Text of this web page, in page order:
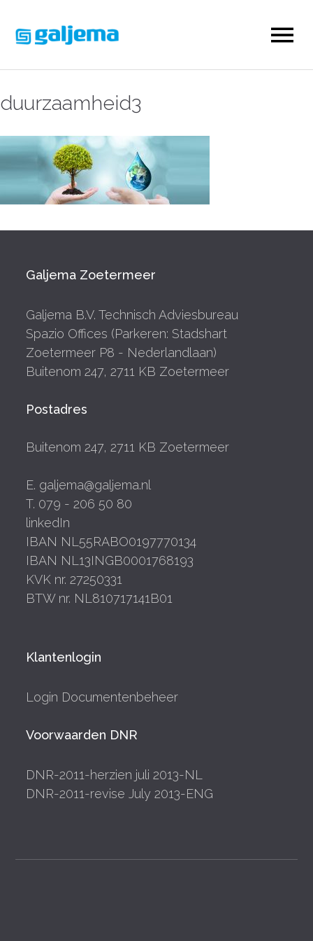
duurzaamheid3
Galjema Zoetermeer
Galjema B.V. Technisch Adviesbureau
Spazio Offices (Parkeren: Stadshart
Zoetermeer P8 - Nederlandlaan)
Buitenom 247, 2711 KB Zoetermeer
Postadres
Buitenom 247, 2711 KB Zoetermeer
E. galjema@galjema.nl
T. 079 - 206 50 80
linkedIn
IBAN NL55RABO0197770134
IBAN NL13INGB0001768193
KVK nr. 27250331
BTW nr. NL810717141B01
Klantenlogin
Login Documentenbeheer
Voorwaarden DNR
DNR-2011-herzien juli 2013-NL
DNR-2011-revise July 2013-ENG